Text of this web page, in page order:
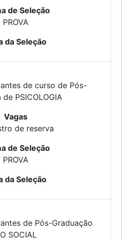
de Seleção
PROVA
da Seleção
de curso de Pós-
PSICOLOGIA
Vagas
de reserva
de Seleção
PROVA
da Seleção
de Pós-Graduação
SOCIAL